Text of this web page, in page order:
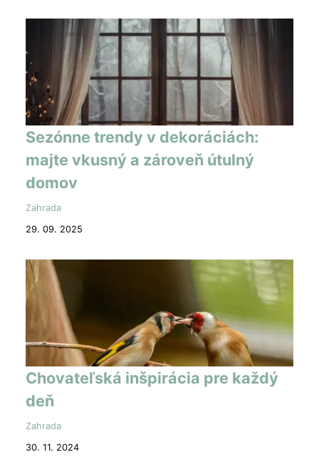
Sezónne trendy v dekoráciách:
majte vkusný a zároveň útulný
domov
Zahrada
29. 09. 2025
Chovateľská inšpirácia pre každý
deň
Zahrada
30. 11. 2024